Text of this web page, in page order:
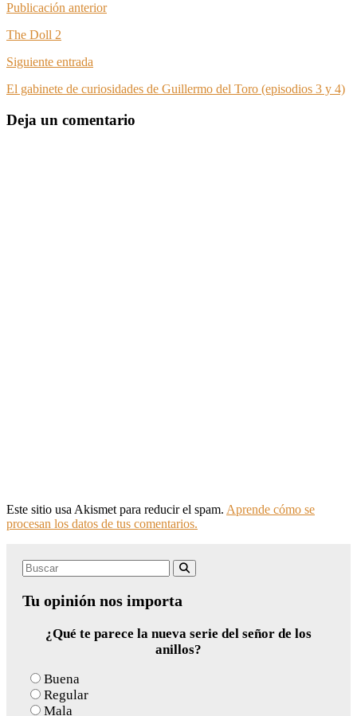
Publicación anterior
The Doll 2
Siguiente entrada
El gabinete de curiosidades de Guillermo del Toro (episodios 3 y 4)
Deja un comentario
Este sitio usa Akismet para reducir el spam. Aprende cómo se
procesan los datos de tus comentarios.
Search
Tu opinión nos importa
¿Qué te parece la nueva serie del señor de los
anillos?
Buena
Regular
Mala